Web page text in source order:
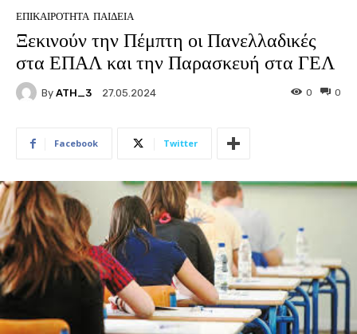
ΕΠΙΚΑΙΡΟΤΗΤΑ ΠΑΙΔΕΙΑ
Ξεκινούν την Πέμπτη οι Πανελλαδικές
στα ΕΠΑΛ και την Παρασκευή στα ΓΕΛ
By ATH_3 27.05.2024 0
0
Facebook Twitter